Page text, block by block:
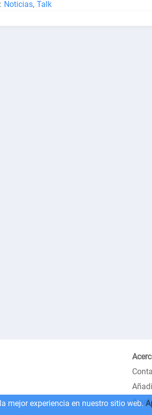
Noticias, Talk
mejor experiencia en nuestro sitio web.